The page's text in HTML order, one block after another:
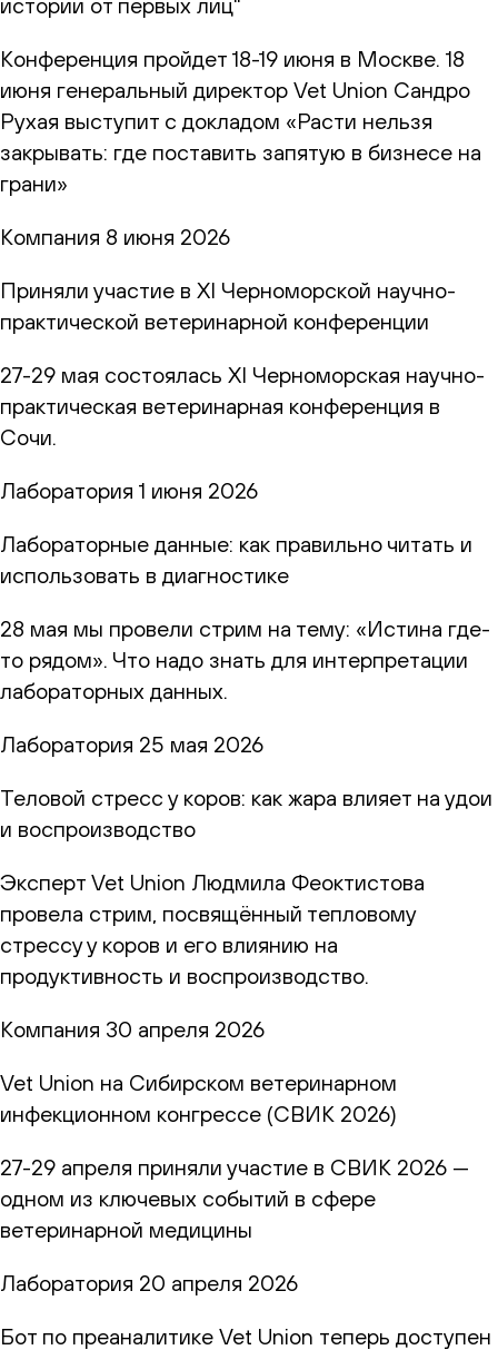
Конференция пройдет 18-19 июня в Москве. 18
июня генеральный директор Vet Union Сандро
Рухая выступит с докладом «Расти нельзя
закрывать: где поставить запятую в бизнесе на
грани»
Компания 8 июня 2026
Приняли участие в XI Черноморской научно-
практической ветеринарной конференции
27-29 мая состоялась XI Черноморская научно-
практическая ветеринарная конференция в
Сочи.
Лаборатория 1 июня 2026
Лабораторные данные: как правильно читать и
использовать в диагностике
28 мая мы провели стрим на тему: «Истина где-
то рядом». Что надо знать для интерпретации
лабораторных данных.
Лаборатория 25 мая 2026
Теловой стресс у коров: как жара влияет на удои
и воспроизводство
Эксперт Vet Union Людмила Феоктистова
провела стрим, посвящённый тепловому
стрессу у коров и его влиянию на
продуктивность и воспроизводство.
Компания 30 апреля 2026
Vet Union на Сибирском ветеринарном
инфекционном конгрессе (СВИК 2026)
27-29 апреля приняли участие в СВИК 2026 —
одном из ключевых событий в сфере
ветеринарной медицины
Лаборатория 20 апреля 2026
Бот по преаналитике Vet Union теперь доступен